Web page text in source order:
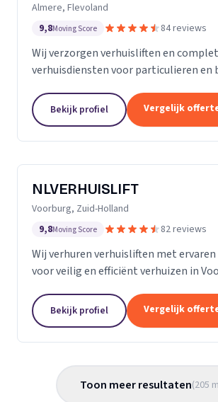
Almere, Flevoland
9,8Moving Score 84 reviews
Wij verzorgen verhuisliften en
verhuisdiensten voor particulieren en
Bekijk profiel Vergelijk
NLVERHUISLIFT
Voorburg, Zuid-Holland
9,8Moving Score 82 reviews
Wij verhuren verhuisliften met ervaren
voor veilig en efficiënt verhuizen in
Bekijk profiel Vergelijk
Toon meer resultaten(205